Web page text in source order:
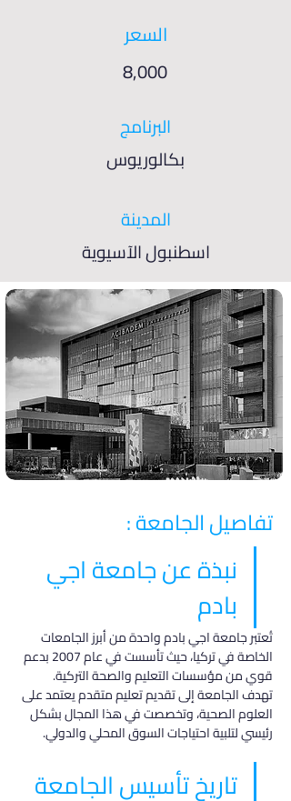
السعر
8,000
البرنامج
بكالوريوس
المدينة
اسطنبول الآسيوية
تفاصيل الجامعة :
نبذة عن جامعة اجي
بادم
تُعتبر جامعة اجي بادم واحدة من أبرز الجامعات
الخاصة في تركيا، حيث تأسست في عام 2007 بدعم
قوي من مؤسسات التعليم والصحة التركية.
تهدف الجامعة إلى تقديم تعليم متقدم يعتمد على
العلوم الصحية، وتخصصت في هذا المجال بشكل
رئيسي لتلبية احتياجات السوق المحلي والدولي.
تاريخ تأسيس الجامعة